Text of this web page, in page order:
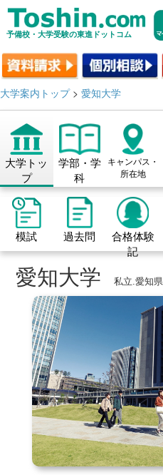
予備校・大学受験の東進ドットコム
大学案内トップ> 愛知大学
大学トッ
プ
学部・学
科
キャンパス・
所在地
模試 過去問
合格体験
記
愛知大学 私立.愛知県.